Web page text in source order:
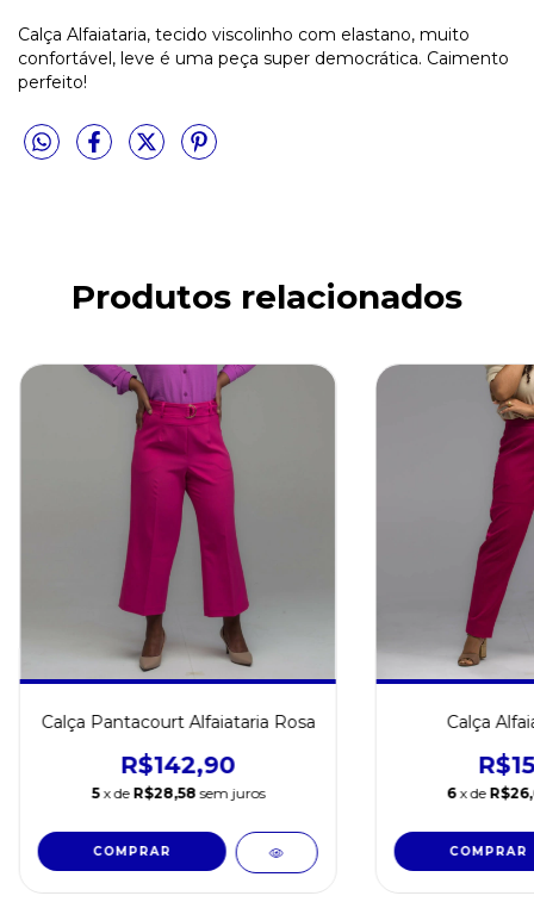
Calça Alfaiataria, tecido viscolinho com elastano, muito
confortável, leve é uma peça super democrática. Caimento
perfeito!
Produtos relacionados
Calça Pantacourt Alfaiataria Rosa
R$142,90
5 x de R$28,58 sem juros
COMPRAR
Calça
6 x de
COMPRAR